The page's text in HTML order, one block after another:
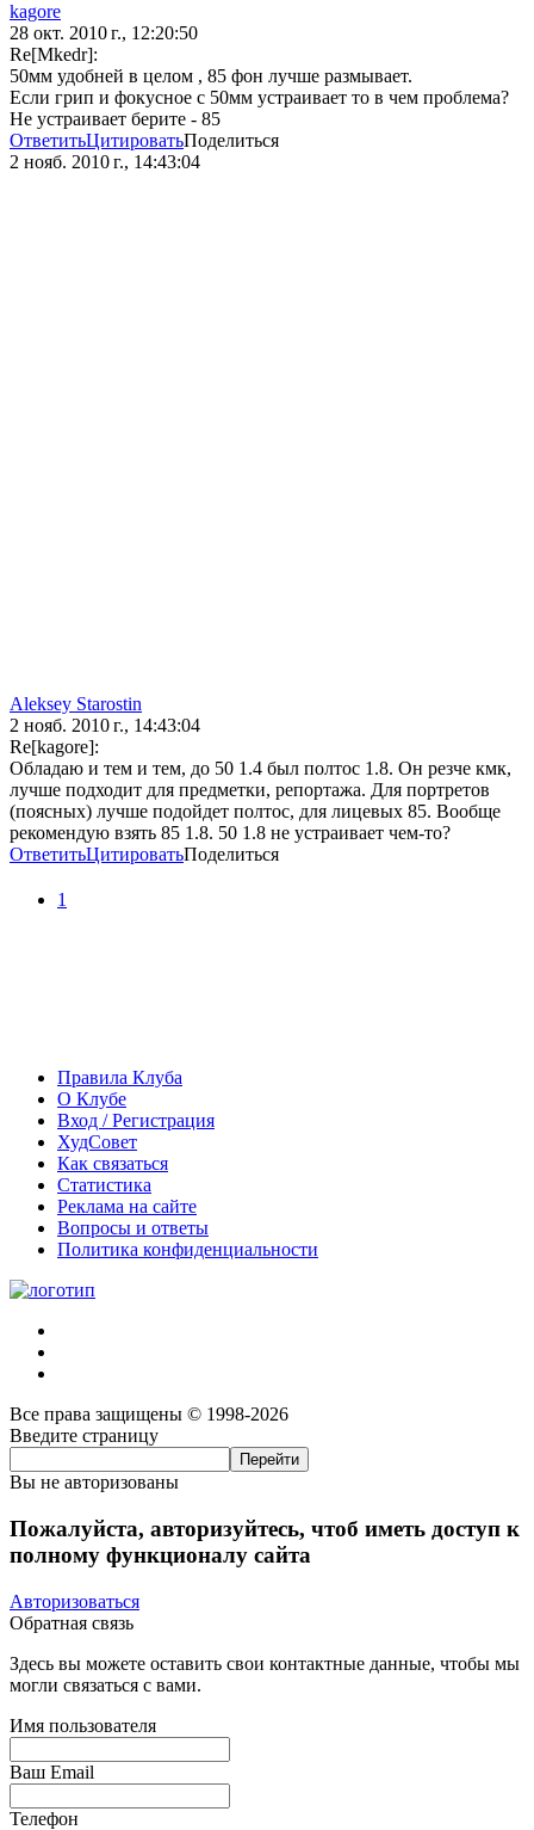
kagore
28 окт. 2010 г., 12:20:50
Re[Mkedr]:
50мм удобней в целом , 85 фон лучше размывает.
Если грип и фокусное с 50мм устраивает то в чем проблема?
Не устраивает берите - 85
ОтветитьЦитироватьПоделиться
2 нояб. 2010 г., 14:43:04
Aleksey Starostin
2 нояб. 2010 г., 14:43:04
Re[kagore]:
Обладаю и тем и тем, до 50 1.4 был полтос 1.8. Он резче кмк,
лучше подходит для предметки, репортажа. Для портретов
(поясных) лучше подойдет полтос, для лицевых 85. Вообще
рекомендую взять 85 1.8. 50 1.8 не устраивает чем-то?
ОтветитьЦитироватьПоделиться
1
Правила Клуба
О Клубе
Вход / Регистрация
ХудСовет
Как связаться
Статистика
Реклама на сайте
Вопросы и ответы
Политика конфиденциальности
Все права защищены © 1998-2026
Введите страницу
Вы не авторизованы
Пожалуйста, авторизуйтесь, чтоб иметь доступ к
полному функционалу сайта
Авторизоваться
Обратная связь
Здесь вы можете оставить свои контактные данные, чтобы мы
могли связаться с вами.
Имя пользователя
Ваш Email
Телефон